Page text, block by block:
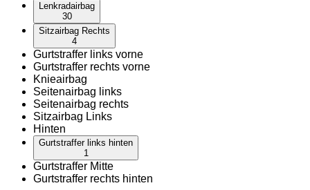
Lenkradairbag
30
Sitzairbag Rechts
4
Gurtstraffer links vorne
Gurtstraffer rechts vorne
Knieairbag
Seitenairbag links
Seitenairbag rechts
Sitzairbag Links
Hinten
Gurtstraffer links hinten
1
Gurtstraffer Mitte
Gurtstraffer rechts hinten